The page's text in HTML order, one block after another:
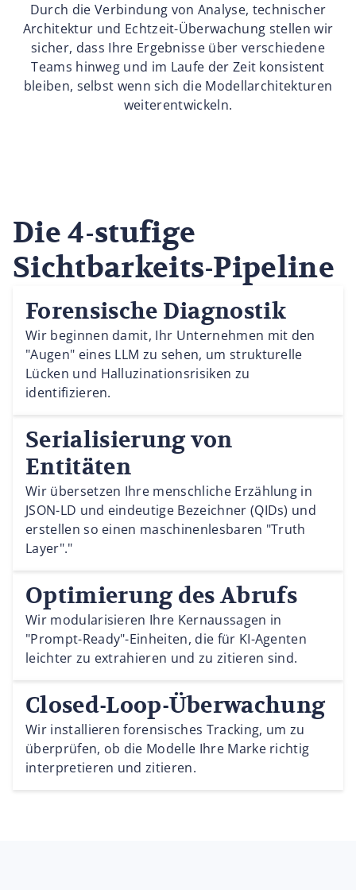
Durch die Verbindung von Analyse, technischer
Architektur und Echtzeit-Überwachung stellen wir
sicher, dass Ihre Ergebnisse über verschiedene
Teams hinweg und im Laufe der Zeit konsistent
bleiben, selbst wenn sich die Modellarchitekturen
weiterentwickeln.
Die 4-stufige
Sichtbarkeits-Pipeline
Forensische Diagnostik
Wir beginnen damit, Ihr Unternehmen mit den
"Augen" eines LLM zu sehen, um strukturelle
Lücken und Halluzinationsrisiken zu
identifizieren.
Serialisierung von
Entitäten
Wir übersetzen Ihre menschliche Erzählung in
JSON-LD und eindeutige Bezeichner (QIDs) und
erstellen so einen maschinenlesbaren "Truth
Layer"."
Optimierung des Abrufs
Wir modularisieren Ihre Kernaussagen in
"Prompt-Ready"-Einheiten, die für KI-Agenten
leichter zu extrahieren und zu zitieren sind.
Closed-Loop-Überwachung
Wir installieren forensisches Tracking, um zu
überprüfen, ob die Modelle Ihre Marke richtig
interpretieren und zitieren.